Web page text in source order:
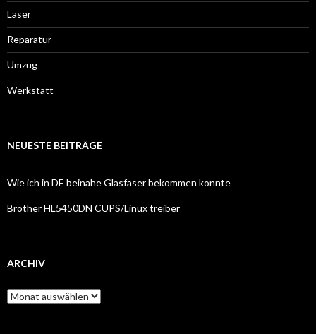
Laser
Reparatur
Umzug
Werkstatt
NEUESTE BEITRÄGE
Wie ich in DE beinahe Glasfaser bekommen konnte
Brother HL5450DN CUPS/Linux treiber
ARCHIV
Archiv